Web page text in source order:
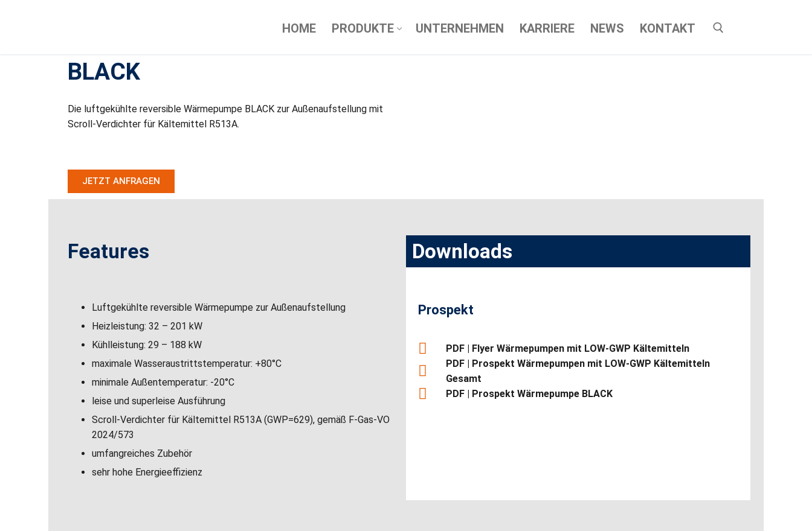
HOME PRODUKTE UNTERNEHMEN KARRIERE NEWS KONTAKT
BLACK
Die luftgekühlte reversible Wärmepumpe BLACK zur Außenaufstellung mit
Scroll-Verdichter für Kältemittel R513A.
JETZT ANFRAGEN
Features
Luftgekühlte reversible Wärmepumpe zur Außenaufstellung
Heizleistung: 32 – 201 kW
Kühlleistung: 29 – 188 kW
maximale Wasseraustrittstemperatur: +80°C
minimale Außentemperatur: -20°C
leise und superleise Ausführung
Scroll-Verdichter für Kältemittel R513A (GWP=629), gemäß F-Gas-VO
2024/573
umfangreiches Zubehör
sehr hohe Energieeffizienz
Downloads
Prospekt
PDF | Flyer Wärmepumpen mit LOW-GWP Kältemitteln
PDF | Prospekt Wärmepumpen mit LOW-GWP Kältemitteln
Gesamt
PDF | Prospekt Wärmepumpe BLACK